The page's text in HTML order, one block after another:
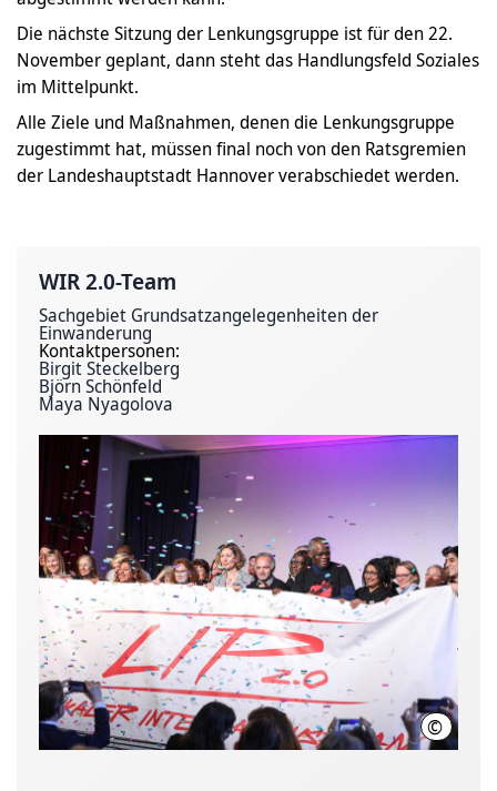
Die nächste Sitzung der Lenkungsgruppe ist für den 22.
November geplant, dann steht das Handlungsfeld Soziales
im Mittelpunkt.
Alle Ziele und Maßnahmen, denen die Lenkungsgruppe
zugestimmt hat, müssen final noch von den Ratsgremien
der Landeshauptstadt Hannover verabschiedet werden.
WIR 2.0-Team
Sachgebiet Grundsatzangelegenheiten der
Einwanderung
Kontaktpersonen:
Birgit Steckelberg
Björn Schönfeld
Maya Nyagolova
© LHH